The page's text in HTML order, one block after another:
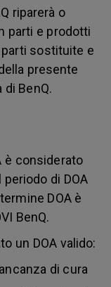
riparerà o
parti e prodotti
sostituite e
presente
BenQ.
è considerato
di DOA
DOA è
BenQ.
un DOA valido:
di cura